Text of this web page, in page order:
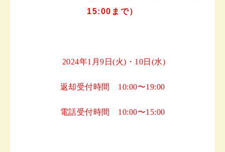
15:00まで）
2024年1月9日(火)・10日(水)
返却受付時間 10:00〜19:00
電話受付時間 10:00〜15:00